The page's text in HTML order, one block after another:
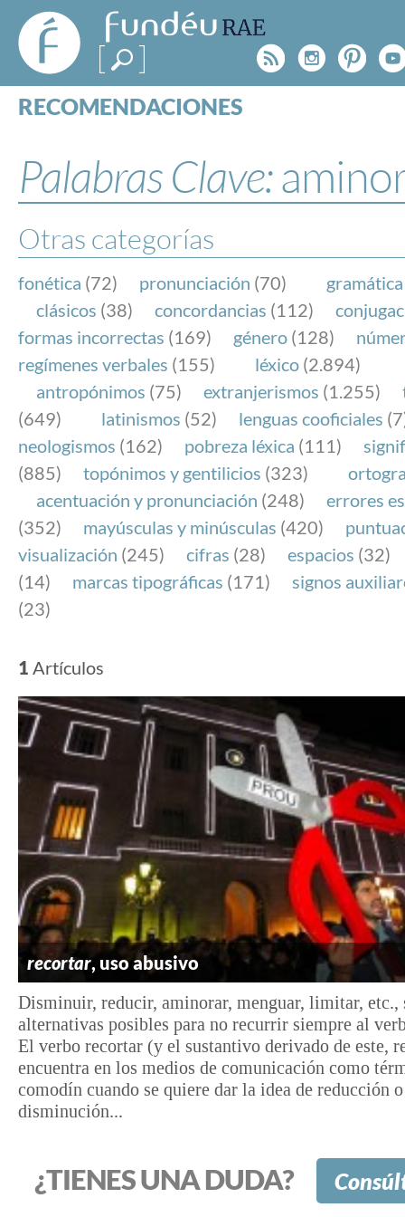
FundéuRAE
- Fundación
del Español
Urgente
Rss
RECOMENDACIONES
ESPECIALES
BLOG
NOTICIAS
SOBRE LA FUNDÉURAE
FundéuRAE es una fundación patrocinada por la
y la Real Academia Española, cuyo objetivo es
el buen uso del español en los medios de
Internet.
Palabras Clave:
Otras categorías
fonética (72) pronunciación (70) gramática
clásicos (38) concordancias (112)
formas incorrectas (169) género (128)
regímenes verbales (155) léxico (2.894)
antropónimos (75) extranjerismos (1.255)
(649)
latinismos (52) lenguas cooficiales
neologismos (162) pobreza léxica (111)
(885)
topónimos y gentilicios (323)
acentuación y pronunciación (248)
errores
(352)
mayúsculas y minúsculas (420)
visualización (245) cifras (28) espacios (32)
(14)
marcas tipográficas (171)
signos
(23)
1 Artículos
recortar, uso abusivo
Disminuir, reducir, aminorar, menguar, limitar, etc.,
alternativas posibles para no recurrir siempre al
El verbo recortar (y el sustantivo derivado de este,
encuentra en los medios de comunicación como
comodín cuando se quiere dar la idea de reducción o
disminución...
¿TIENES UNA DUDA?